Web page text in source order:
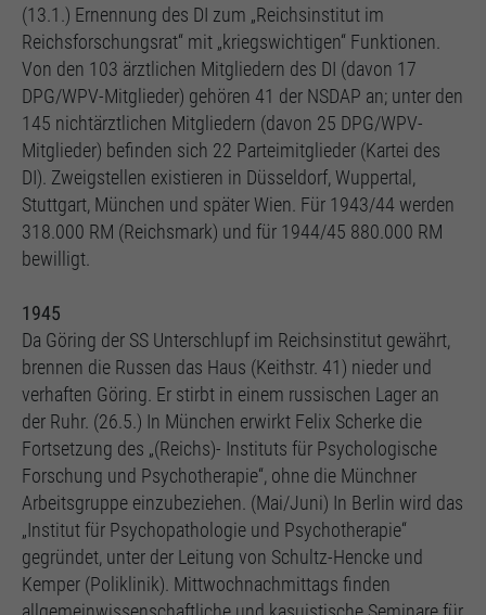
(13.1.) Ernennung des DI zum „Reichsinstitut im
Reichsforschungsrat“ mit „kriegswichtigen“ Funktionen.
Von den 103 ärztlichen Mitgliedern des DI (davon 17
DPG/WPV-Mitglieder) gehören 41 der NSDAP an; unter den
145 nichtärztlichen Mitgliedern (davon 25 DPG/WPV-
Mitglieder) befinden sich 22 Parteimitglieder (Kartei des
DI). Zweigstellen existieren in Düsseldorf, Wuppertal,
Stuttgart, München und später Wien. Für 1943/44 werden
318.000 RM (Reichsmark) und für 1944/45 880.000 RM
bewilligt.
1945
Da Göring der SS Unterschlupf im Reichsinstitut gewährt,
brennen die Russen das Haus (Keithstr. 41) nieder und
verhaften Göring. Er stirbt in einem russischen Lager an
der Ruhr. (26.5.) In München erwirkt Felix Scherke die
Fortsetzung des „(Reichs)- Instituts für Psychologische
Forschung und Psychotherapie“, ohne die Münchner
Arbeitsgruppe einzubeziehen. (Mai/Juni) In Berlin wird das
„Institut für Psychopathologie und Psychotherapie“
gegründet, unter der Leitung von Schultz-Hencke und
Kemper (Poliklinik). Mittwochnachmittags finden